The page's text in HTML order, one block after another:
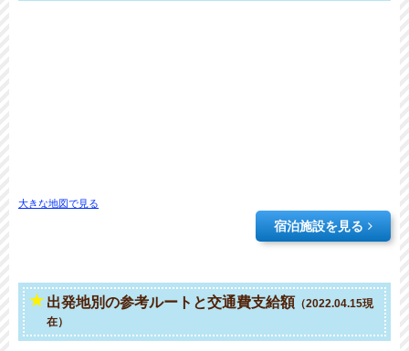
大きな地図で見る
宿泊施設を見る
出発地別の参考ルートと交通費支給額 （2022.04.15現
在）